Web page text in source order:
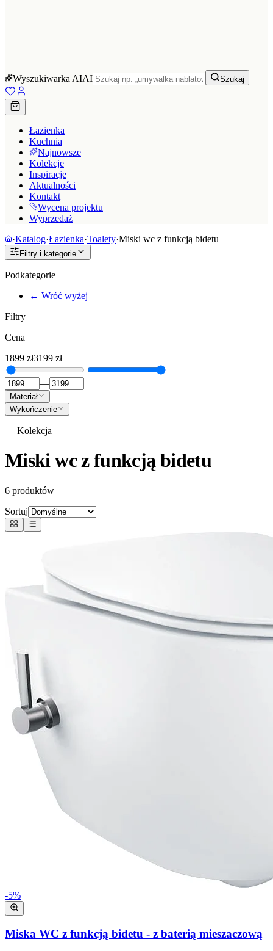
Wyszukiwarka AIAI Szukaj
Łazienka
Kuchnia
Najnowsze
Kolekcje
Inspiracje
Aktualności
Kontakt
Wycena projektu
Wyprzedaż
·Katalog·Łazienka·Toalety·Miski wc z funkcją bidetu
Filtry i kategorie
Podkategorie
← Wróć wyżej
Filtry
Cena
1899 zł3199 zł
—
Materiał
Wykończenie
— Kolekcja
Miski wc z funkcją bidetu
6 produktów
Sortuj
-5%
Miska WC z funkcją bidetu - z baterią mieszaczową